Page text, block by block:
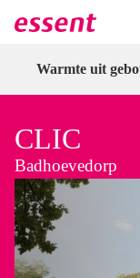
Direct naar
Direct naar inloggen
Warmte uit
CLIC
Badhoevedorp